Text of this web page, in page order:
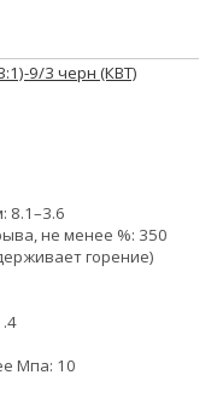
9/3 черн (КВТ)
8.1–3.6
не менее %: 350
горение)
Мпа: 10